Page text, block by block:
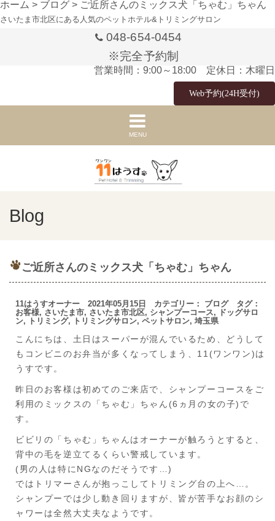
ホーム > ブログ > ご近所さんのミックス犬「ちゃむ」ちゃん
さいたま市北区にある人気のペットホテル&トリミングサロン
048-654-0454
※完全予約制
営業時間：9:00～18:00 定休日：木曜日
Web予約(24H受付)
MENU
Blog
ご近所さんのミックス犬「ちゃむ」ちゃん
11はうすオーナー 2021年05月15日 カテゴリー： ブログタグ：
お客様, さいたま市, さいたま市北区, シャンプーコース,
ドッグサロ
ン, トリミング, トリミングサロン, ペットサロン, 埼玉県
こんにちは、土日はスーパーが混んでいるため、どうして
もコンビニのお弁当が多くなってしまう、11(ワンワン)は
うすです。
昨日のお客様は初めてのご来店で、シャンプーコースをご
利用のミックスの「ちゃむ」ちゃん(6ヵ月の女の子)で
す。
ビビリの「ちゃむ」ちゃんはオーナーが触ろうとすると、
背中の毛を逆立てるくらい警戒しています。
(男の人は特にNGなのだそうです…)
ではトリマーさんが抱っこしてトリミング台の上へ…。
シャンプーでは少し動き回りますが、皆が苦手なお顔のシ
ャワーは全然大丈夫なようです。